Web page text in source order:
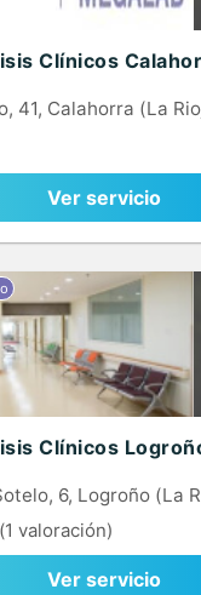
Clínicos
41, Calahorra (La
Ver servicio
Clínicos
6, Logroño (La
(1 valoración)
Ver servicio